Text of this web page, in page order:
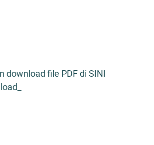
download file PDF di SINI